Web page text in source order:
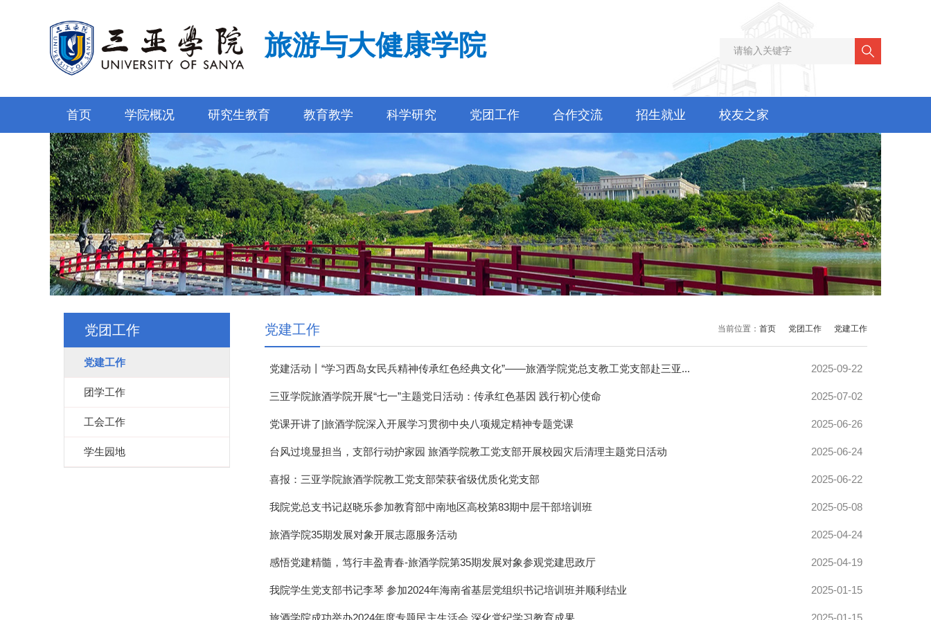
旅游与大健康学院
首页 学院概况 研究生教育 教育教学 科学研究 党团工作 合作交流 招生就业 校友之家
党团工作
党建工作
团学工作
工会工作
学生园地
当前位置： 首页 党团工作 党建工作
党建工作
党建活动丨“学习西岛女民兵精神传承红色经典文化”——旅酒学院党总支教工党支部赴三亚... 2025-09-22
三亚学院旅酒学院开展“七一”主题党日活动：传承红色基因 践行初心使命 2025-07-02
党课开讲了|旅酒学院深入开展学习贯彻中央八项规定精神专题党课 2025-06-26
台风过境显担当，支部行动护家园 旅酒学院教工党支部开展校园灾后清理主题党日活动 2025-06-24
喜报：三亚学院旅酒学院教工党支部荣获省级优质化党支部 2025-06-22
我院党总支书记赵晓乐参加教育部中南地区高校第83期中层干部​培训班 2025-05-08
旅酒学院35期发展对象开展志愿服务活动 2025-04-24
感悟党建精髓，笃行丰盈青春-旅酒学院第35期发展对象参观党建思政厅 2025-04-19
我院学生党支部书记李琴 参加2024年海南省基层党组织书记培训班并顺利结业 2025-01-15
旅酒学院成功举办2024年度专题民主生活会 深化党纪学习教育成果 2025-01-15